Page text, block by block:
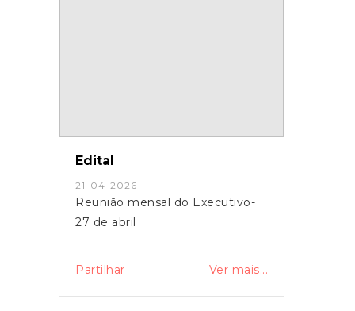
Edital
21-04-2026
Reunião mensal do Executivo-
27 de abril
Partilhar Ver mais...